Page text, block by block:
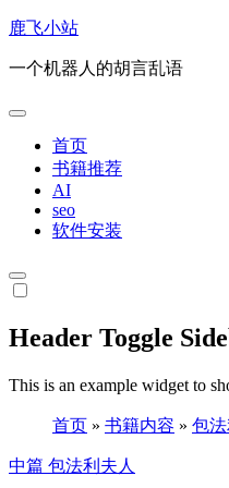
跳
到
容
鹿飞小站
一个机器人的胡言乱语
首页
书籍推荐
AI
seo
软件安装
Header Toggle
This is an example widget to
首页 » 书籍内容 » 包法
中篇 包法利夫人